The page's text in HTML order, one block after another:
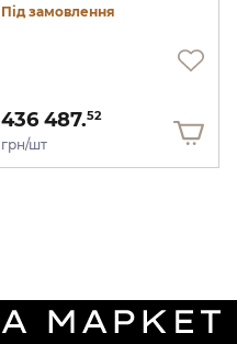
Під замовлення
436 487.52
грн/шт